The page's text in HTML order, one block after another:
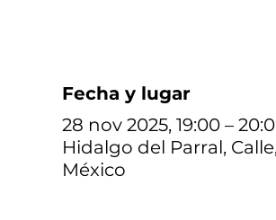
Fecha y lugar
28 nov 2025, 19:00 –
Hidalgo del Parral,
México